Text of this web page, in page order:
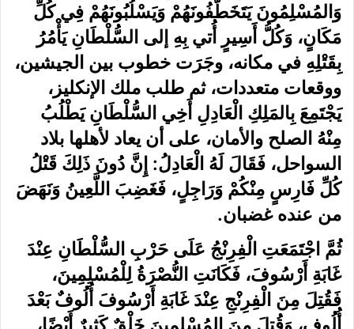
وَالمُسْلِمُونَ يَتَخَطَّفُونَهُمْ وَيَسْلُبُونَهُمْ فِي كُلِّ
مَكَانٍ، وَكُلُّ أَسِيرٍ أُتي بِهِ إلى السُّلْطَانِ يَأْمُرُ
بِقَتْلِهِ في مكانه، وجَرَت خطوب بين الجيشين،
ووقعات متعددات، ثم طلب ملك الإنكليز،
يَجْتَمِعَ بِالمَلِكِ الْعَادِلِ أَخِي السُّلْطَانِ يَطْلُبُ
مِنْهُ الصلح والأمان، على أن يعاد لأهلها بلاد
السواحل، فَقَالَ لَهُ الْعَادِلُ: إِنَّ دُونَ ذَلِكَ قَتْلُ
كُلِّ فَارِسٍ مِنْكُمْ وَرَاجِلٍ، فَغَضِبَ اللَّعِينُ وَنَهَضَ
من عنده غضبان.
ثُمَّ اجْتَمَعَتِ الْفِرِنْجُ عَلَى حَرْبِ السُّلْطَانِ عِنْدَ
غَابَةِ أَرْسُوفَ، فَكَانَتِ النُّصْرَةُ لِلْمُسْلِمِينَ،
فَقُتِلَ مِنَ الْفِرِنْجِ عِنْدَ غَابَةِ أَرْسُوفَ أُلُوفٌ بَعْدَ